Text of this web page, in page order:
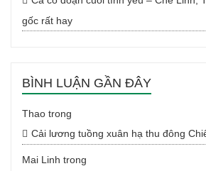
gốc rất hay
BÌNH LUẬN GẦN ĐÂY
Thao trong
Cải lương tuồng xuân hạ thu đông
Mai Linh trong